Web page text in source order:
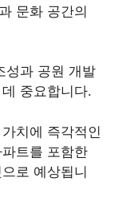
문화 공간의
성과 공원 개발
중요합니다.
치에 즉각적인
트를 포함한
로 예상됩니